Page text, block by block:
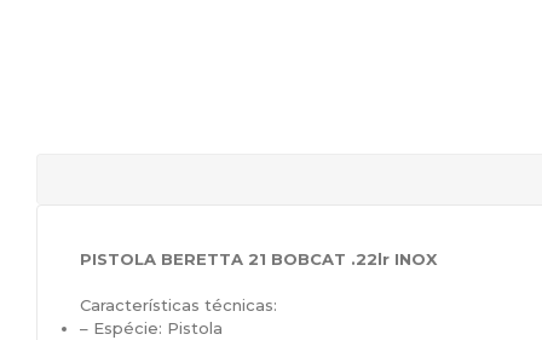
PISTOLA BERETTA 21 BOBCAT .22lr INOX
Características técnicas:
– Espécie: Pistola